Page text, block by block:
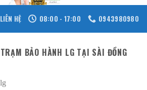
LIÊN HỆ 08:00 - 17:00 0943980980
TRẠM BẢO HÀNH LG TẠI SÀI ĐỒNG